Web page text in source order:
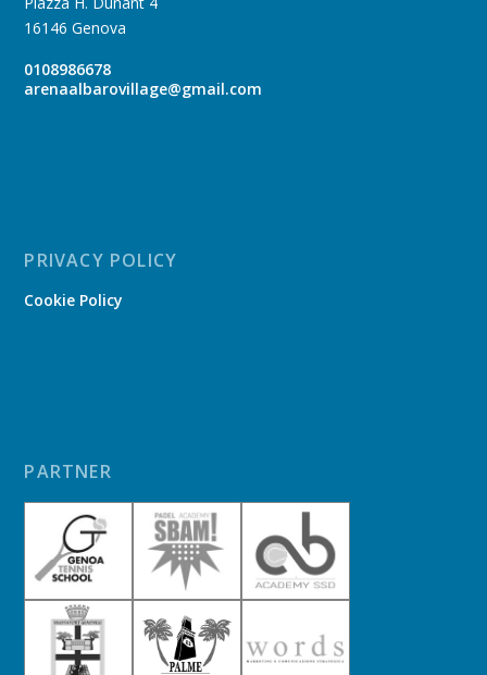
16146 Genova
0108986678
arenaalbarovillage@gmail.com
PRIVACY POLICY
Cookie Policy
PARTNER